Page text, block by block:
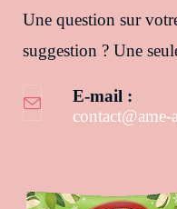
Une question sur
suggestion ? Une
E-mail :
contact@ame-